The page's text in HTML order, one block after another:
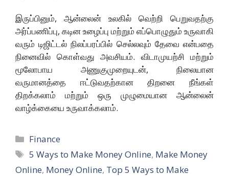
இருப்பினும், ஆன்லைன் உலகில் வெற்றி பெறுவதற்கு
அர்ப்பணிப்பு, கடின உழைப்பு மற்றும் எப்பொழுதும் உருவாகி
வரும் டிஜிட்டல் நிலப்பரப்பில் செல்லவும் தேவை என்பதை
நினைவில் கொள்வது அவசியம். விடாமுயற்சி மற்றும்
மூலோபாய அணுகுமுறையுடன், நிலையான
வருமானத்தை ஈட்டுவதற்கான திறனை நீங்கள்
திறக்கலாம் மற்றும் ஒரு முழுமையான ஆன்லைன்
வாழ்க்கையை உருவாக்கலாம்.
Categories
Finance
Tags
5 Ways to Make Money Online, Make Money
Online, Money Online, Top 5 Ways to Make